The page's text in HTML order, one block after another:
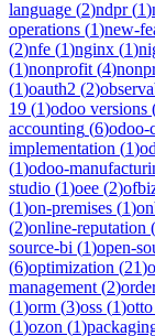
language (2)ndpr(1)
operations (1)new-
(2)nfe (1)nginx (1)
(1)nonprofit (4)
(1)oauth2 (2)
19 (1)odoo versions
accounting (6)odoo-
implementation (1)
(1)odoo-
studio (1)oee (2)
(1)on-premises (1)
(2)online-reputation (
source-bi (1)open-
(6)optimization (21)
management (2)
(1)orm (3)oss (1)otto
(1)ozon (1)